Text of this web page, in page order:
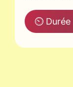
⏲ Durée